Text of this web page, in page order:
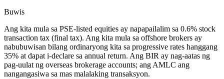
Buwis
Ang kita mula sa PSE-listed equities ay napapailalim sa 0.6% stock
transaction tax (final tax). Ang kita mula sa offshore brokers ay
nabubuwisan bilang ordinaryong kita sa progressive rates hanggang
35% at dapat i-declare sa annual return. Ang BIR ay nag-aatas ng
pag-uulat ng overseas brokerage accounts; ang AMLC ang
nangangasiwa sa mas malalaking transaksyon.